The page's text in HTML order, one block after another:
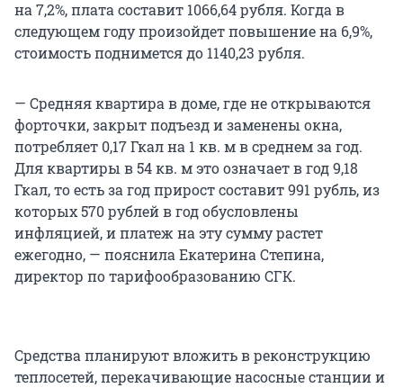
на 7,2%, плата составит 1066,64 рубля. Когда в
следующем году произойдет повышение на 6,9%,
стоимость поднимется до 1140,23 рубля.
— Средняя квартира в доме, где не открываются
форточки, закрыт подъезд и заменены окна,
потребляет 0,17 Гкал на 1 кв. м в среднем за год.
Для квартиры в 54 кв. м это означает в год 9,18
Гкал, то есть за год прирост составит 991 рубль, из
которых 570 рублей в год обусловлены
инфляцией, и платеж на эту сумму растет
ежегодно, — пояснила Екатерина Степина,
директор по тарифообразованию СГК.
Средства планируют вложить в реконструкцию
теплосетей, перекачивающие насосные станции и